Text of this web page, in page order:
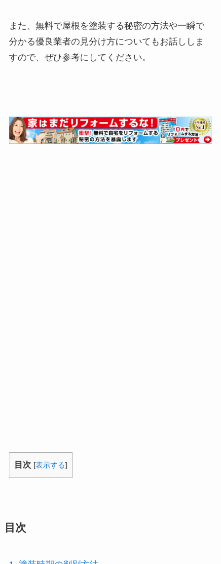
また、無料で屋根を塗装する秘密の方法や一瞬で
分かる優良業者の見分け方についてもお話ししま
すので、ぜひ参考にしてください。
目次 [表示する]
目次